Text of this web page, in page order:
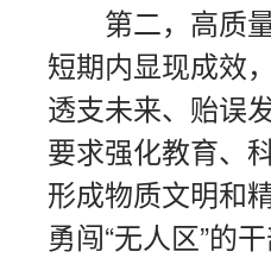
第二，高质
短期内显现成效
透支未来、贻误
要求强化教育、
形成物质文明和
勇闯“无人区”的